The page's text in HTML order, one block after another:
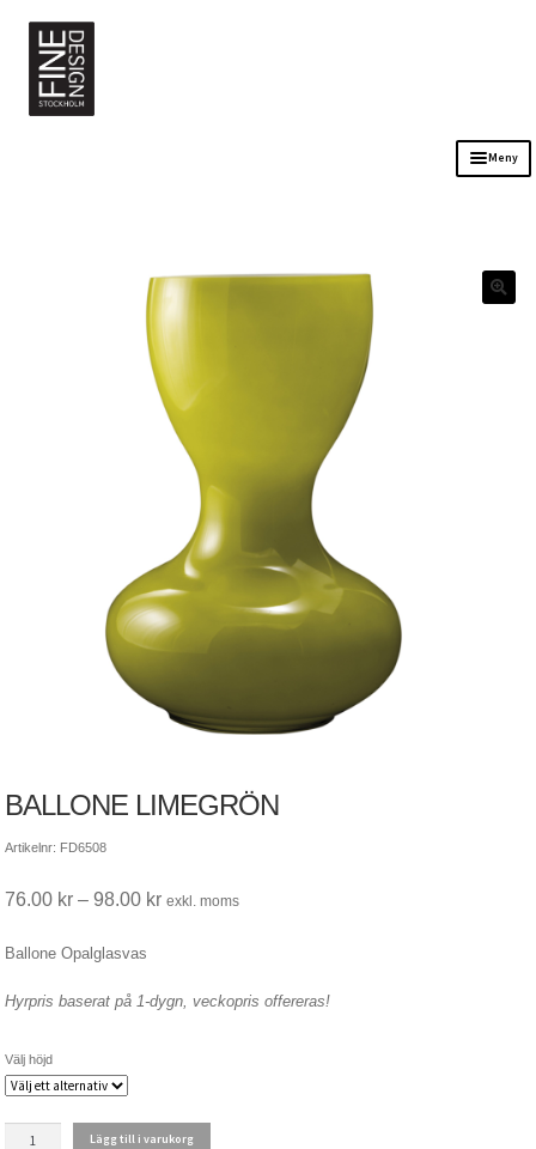
Meny
Stockholm Bordsuthyrning
BALLONE LIMEGRÖN
Artikelnr: FD6508
76.00 kr – 98.00 krPrisintervall:
exkl. moms
Ballone Opalglasvas
Hyrpris baserat på 1-dygn, veckopris offereras!
Välj höjd
Lägg till i varukorg